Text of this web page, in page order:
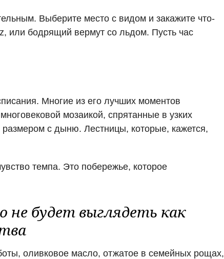
Выберите место с видом и закажите что-
или бодрящий вермут со льдом. Пусть час
Многие из его лучших моментов
мозаикой, спрятанные в узких
с дыню. Лестницы, которые, кажется,
темпа. Это побережье, которое
будет выглядеть как
оливковое масло, отжатое в семейных рощах,